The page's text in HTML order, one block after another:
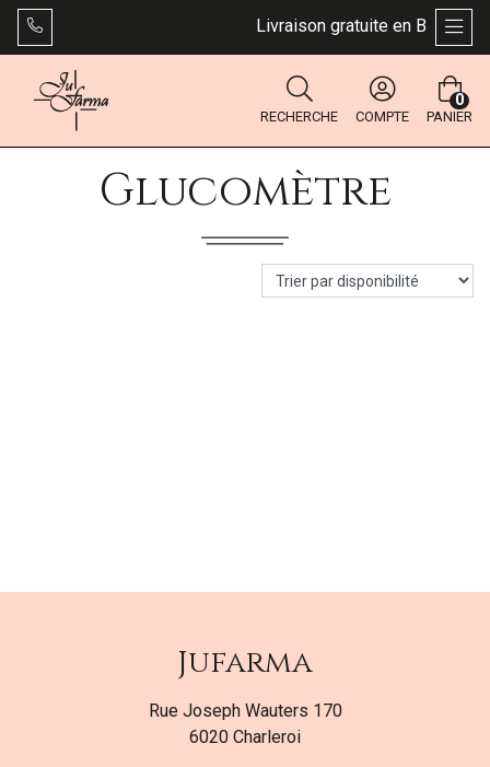
Livraison gratuite en
RECHERCHE COMPTE PANIER
0
Glucomètre
Jufarma
Rue Joseph Wauters 170
6020 Charleroi